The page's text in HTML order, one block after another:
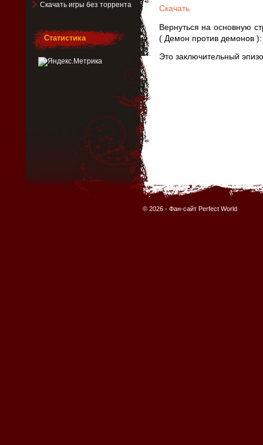
Скачать
Вернуться на основную
( Демон против демонов
Это заключительный
Скачать игры без торрента
Статистика
© 2026 - Фан-сайт Perfect World